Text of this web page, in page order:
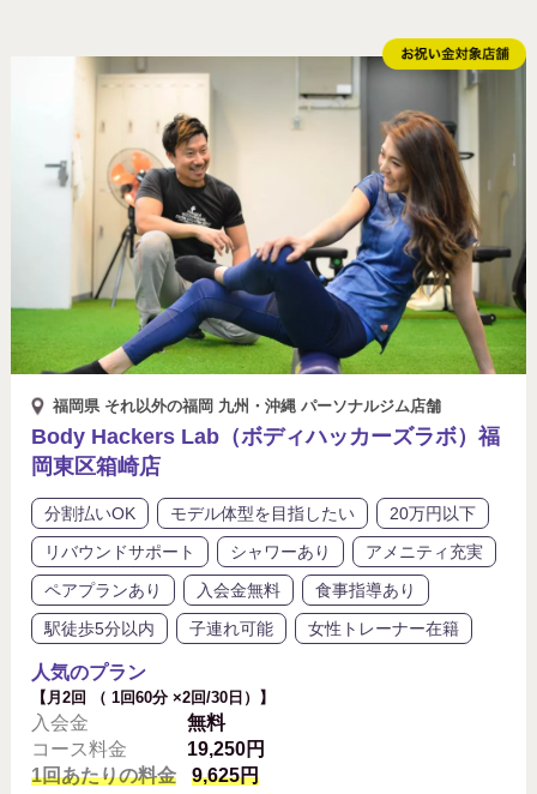
福岡県 それ以外の福岡 九州・沖縄 パーソナルジム店舗
Body Hackers Lab（ボディハッカーズラボ）福
岡東区箱崎店
分割払いOK モデル体型を目指したい
20万円以下
リバウンドサポート
シャワーあり
アメニティ充実
ペアプランあり
入会金無料
食事指導あり
駅徒歩5分以内
子連れ可能 女性トレーナー在籍
人気のプラン
【月2回 （ 1回60分 ×2回/30日）】
入会金
無料
コース料金
19,250円
1回あたりの料金
9,625円